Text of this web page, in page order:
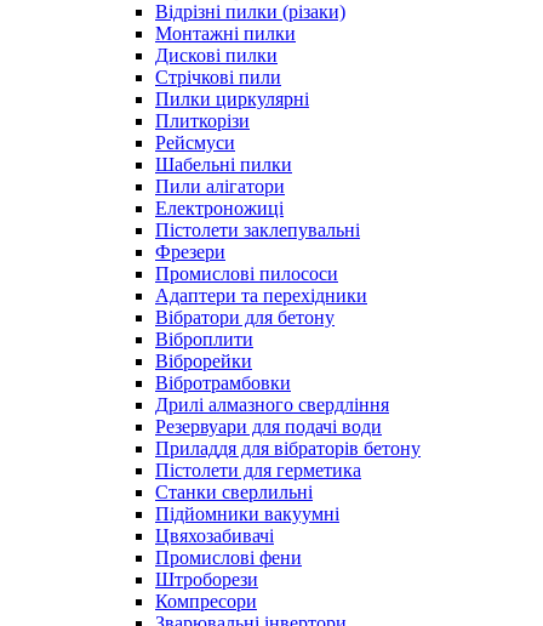
Відрізні пилки (різаки)
Монтажні пилки
Дискові пилки
Стрічкові пили
Пилки циркулярні
Плиткорізи
Рейсмуси
Шабельні пилки
Пили алігатори
Електроножиці
Пістолети заклепувальні
Фрезери
Промислові пилососи
Адаптери та перехідники
Вібратори для бетону
Віброплити
Віброрейки
Вібротрамбовки
Дрилі алмазного свердління
Резервуари для подачі води
Приладдя для вібраторів бетону
Пістолети для герметика
Станки сверлильні
Підйомники вакуумні
Цвяхозабивачі
Промислові фени
Штроборези
Компресори